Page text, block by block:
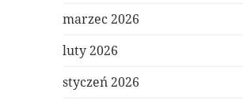
marzec 2026
luty 2026
styczeń 2026